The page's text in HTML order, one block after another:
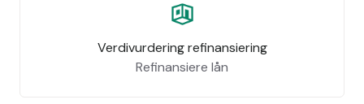
Verdivurdering refinansiering
Refinansiere lån